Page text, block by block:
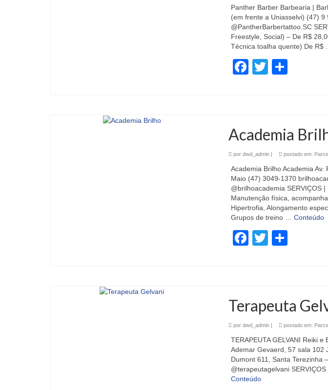
Panther Barber Barbearia |
(em frente a Uniasselvi) (47)
@PantherBarbertattoo.SC
Freestyle, Social) – De R$
Técnica toalha quente) De R$
Facebook
Twitter
Academia
por dwd_admin| postado em:
Academia Brilho Academia
Maio (47) 3049-1370
@brilhoacademia SERVIÇOS
Manutenção física,
Hipertrofia, Alongamento
Grupos de treino … Conteúdo
Facebook
Twitter
Terapeuta
por dwd_admin| postado em:
TERAPEUTA GELVANI Reiki
Ademar Gevaerd, 57 sala 102
Dumont 611, Santa Terezinha
@terapeutagelvani
Conteúdo